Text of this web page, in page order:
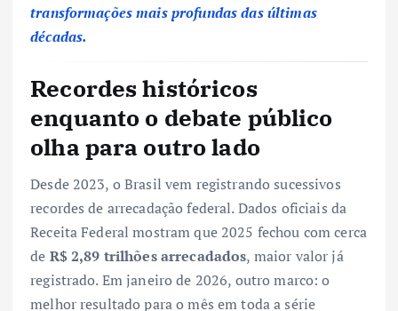
transformações mais profundas das últimas
décadas.
Recordes históricos
enquanto o debate público
olha para outro lado
Desde 2023, o Brasil vem registrando sucessivos
recordes de arrecadação federal. Dados oficiais da
Receita Federal mostram que 2025 fechou com cerca
de R$ 2,89 trilhões arrecadados, maior valor já
registrado. Em janeiro de 2026, outro marco: o
melhor resultado para o mês em toda a série